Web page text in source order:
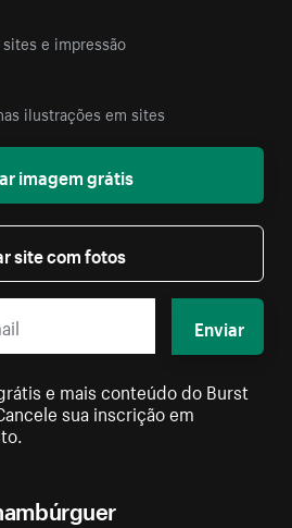
e impressão
ilustrações em sites
imagem grátis
site com fotos
Enviar
e mais conteúdo do Burst
sua inscrição em